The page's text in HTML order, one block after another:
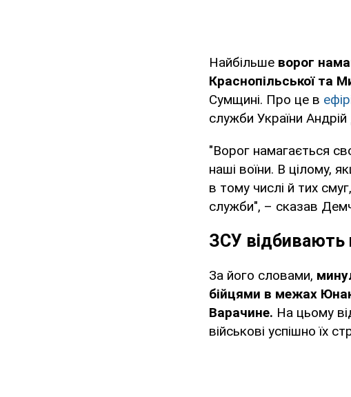
Найбільше ворог
Краснопільської та
Сумщині. Про це в
служби України
"Ворог намагається
наші воїни. В цілому,
в тому числі й тих
служби", – сказав
ЗСУ відбивають
За його словами,
бійцями в межах
Варачине. На цьому
військові успішно їх